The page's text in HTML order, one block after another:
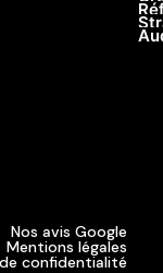
Nos avis Google
Mentions légales
confidentialité